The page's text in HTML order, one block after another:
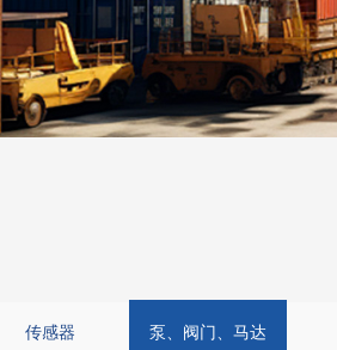
传感器 泵、阀门、马达